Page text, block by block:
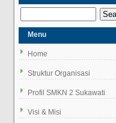
Menu
Home
Struktur Organisasi
Profil SMKN 2 Sukawati
Visi & Misi